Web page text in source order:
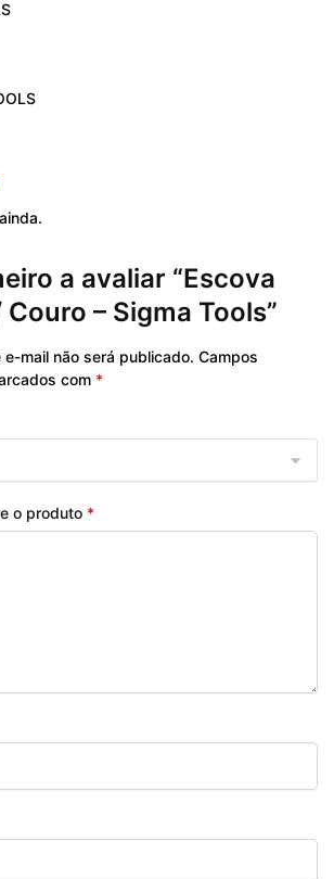
a avaliar “Escova
– Sigma Tools”
mail não será publicado. Campos
com *
o produto *